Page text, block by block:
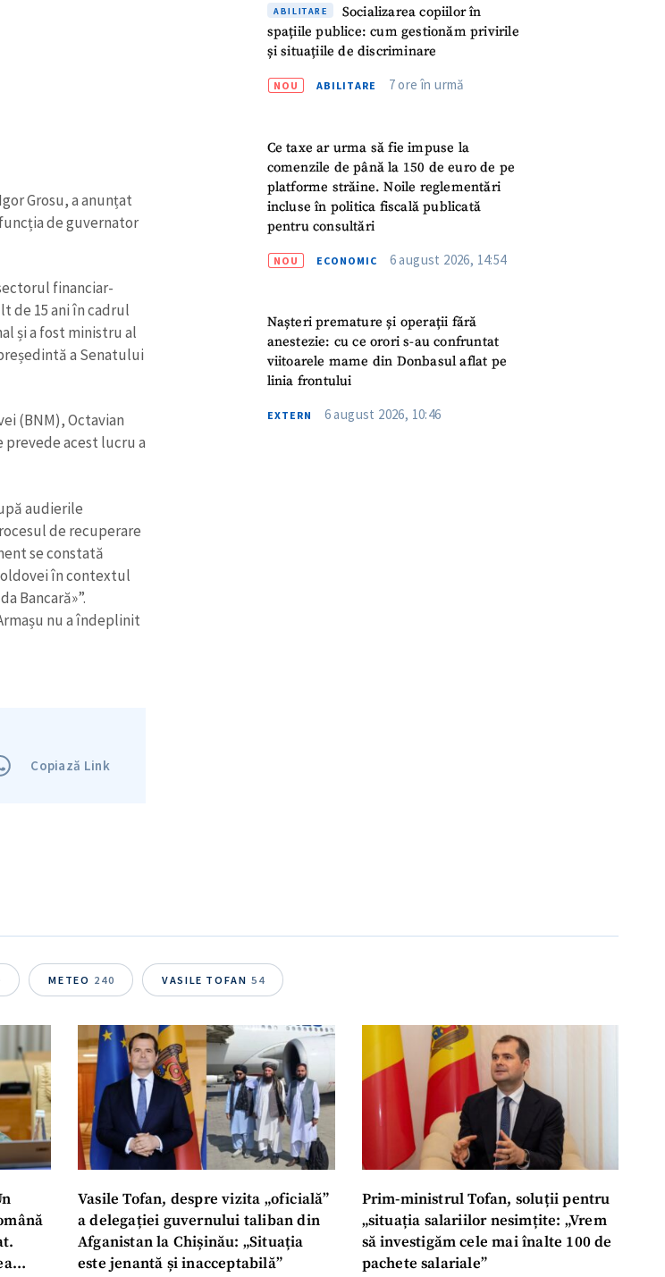
Grosu, a anunțat
de guvernator
financiar-
de 15 ani în cadrul
și a fost ministru al
a Senatului
(BNM), Octavian
prevede acest lucru a
audierile
de recuperare
se constată
în contextul
Bancară»”.
nu a îndeplinit
Copiază Link
ABILITARE
Socializarea copiilor în
spațiile publice: cum gestionăm privirile
și situațiile de discriminare
NOU ABILITARE 7 ore în urmă
Ce taxe ar urma să fie impuse la
comenzile de până la 150 de euro de pe
platforme străine. Noile reglementări
incluse în politica fiscală publicată
pentru consultări
NOU ECONOMIC 6 august 2026, 14:54
Nașteri premature și operații fără
anestezie: cu ce orori s-au confruntat
viitoarele mame din Donbasul aflat pe
linia frontului
EXTERN 6 august 2026, 10:46
METEO 240 VASILE TOFAN 54
Vasile Tofan, despre vizita „oficială”
a delegației guvernului taliban din
Afganistan la Chișinău: „Situația
este jenantă și inacceptabilă”
Prim-ministrul Tofan, soluții pentru
„situația salariilor nesimțite: „Vrem
să investigăm cele mai înalte 100 de
pachete salariale”
+ Numele meu
+ Emailul meu
Am citit și sunt de acord cupolitica de
TRIMITE ȘTIREA